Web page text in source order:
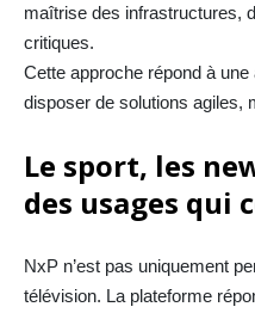
maîtrise des infrastructures,
critiques.
Cette approche répond à
disposer de solutions agiles,
Le sport, les
des usages qui
NxP n’est pas uniquement
télévision. La plateforme